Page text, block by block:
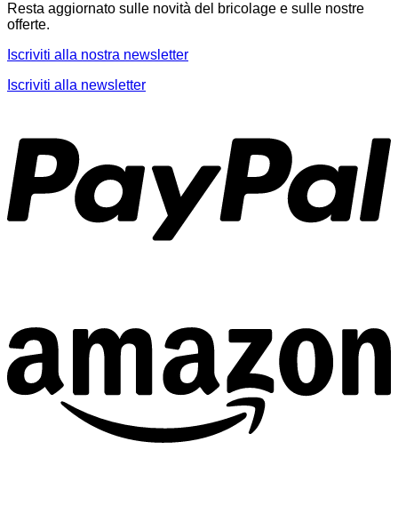
Resta aggiornato sulle novità del bricolage e sulle nostre
offerte.
Iscriviti alla nostra newsletter
Iscriviti alla newsletter